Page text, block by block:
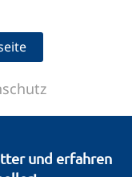
und erfahren